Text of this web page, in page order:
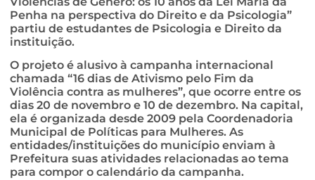
Penha na perspectiva do Direito e da Psicologia”
partiu de estudantes de Psicologia e Direito da
instituição.
O projeto é alusivo à campanha internacional
chamada “16 dias de Ativismo pelo Fim da
Violência contra as mulheres”, que ocorre entre os
dias 20 de novembro e 10 de dezembro. Na capital,
ela é organizada desde 2009 pela Coordenadoria
Municipal de Políticas para Mulheres. As
entidades/instituições do município enviam à
Prefeitura suas atividades relacionadas ao tema
para compor o calendário da campanha.